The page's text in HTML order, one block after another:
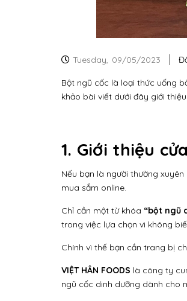
Tuesday, 09/05/2023
Bột ngũ cốc là loại thức uống
khảo bài viết dưới đây giới
1. Giới thiệu
Nếu bạn là người thường
mua sắm online.
Chỉ cần một từ khóa “bột ngũ
trong việc lựa chọn vì không
Chính vì thế bạn cần trang bị
VIỆT HÂN FOODS là công ty
ngũ cốc dinh dưỡng dành cho